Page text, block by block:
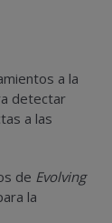
a la
detectar
a las
de Evolving
la